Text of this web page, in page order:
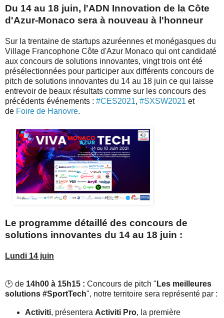
Du 14 au 18 juin, l'ADN Innovation de la Côte
d'Azur-Monaco sera à nouveau à l'honneur
Sur la trentaine de startups azuréennes et monégasques du
Village Francophone Côte d'Azur Monaco qui ont candidaté
aux concours de solutions innovantes, vingt trois ont été
présélectionnées pour participer aux différents concours de
pitch de solutions innovantes du 14 au 18 juin ce qui laisse
entrevoir de beaux résultats comme sur les concours des
précédents événements : #CES2021, #SXSW2021 et
de Foire de Hanovre.
Le programme détaillé des concours de
solutions innovantes du 14 au 18 juin :
Lundi 14 juin
🕑 de 14h00 à 15h15 : Concours de pitch " Les meilleures
solutions #SportTech", notre territoire sera représenté par :
Activiti, présentera Activiti Pro, la première